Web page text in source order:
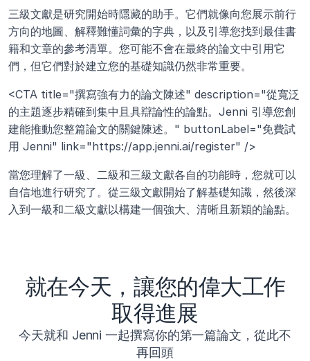
三級文獻是研究開始時隱藏的助手。它們就像向您展示前行
方向的地圖、解釋難懂詞彙的字典，以及引導您找到最佳書
籍和文章的參考清單。您可能不會在最終的論文中引用它
們，但它們對於建立您的基礎知識仍然非常重要。
<CTA title="撰寫強有力的論文陳述" description="從寬泛
的主題逐步精確到集中且具辯論性的論點。Jenni 引導您創
建能推動您整篇論文的關鍵陳述。" buttonLabel="免費試
用 Jenni" link="https://app.jenni.ai/register" />
當您理解了一級、二級和三級文獻各自的功能時，您就可以
自信地進行研究了。從三級文獻開始了解基礎知識，然後深
入到一級和二級文獻以構建一個強大、清晰且新穎的論點。
就在今天，讓您的偉大工作
取得進展
今天就和 Jenni 一起撰寫你的第一篇論文，從此不
再回頭